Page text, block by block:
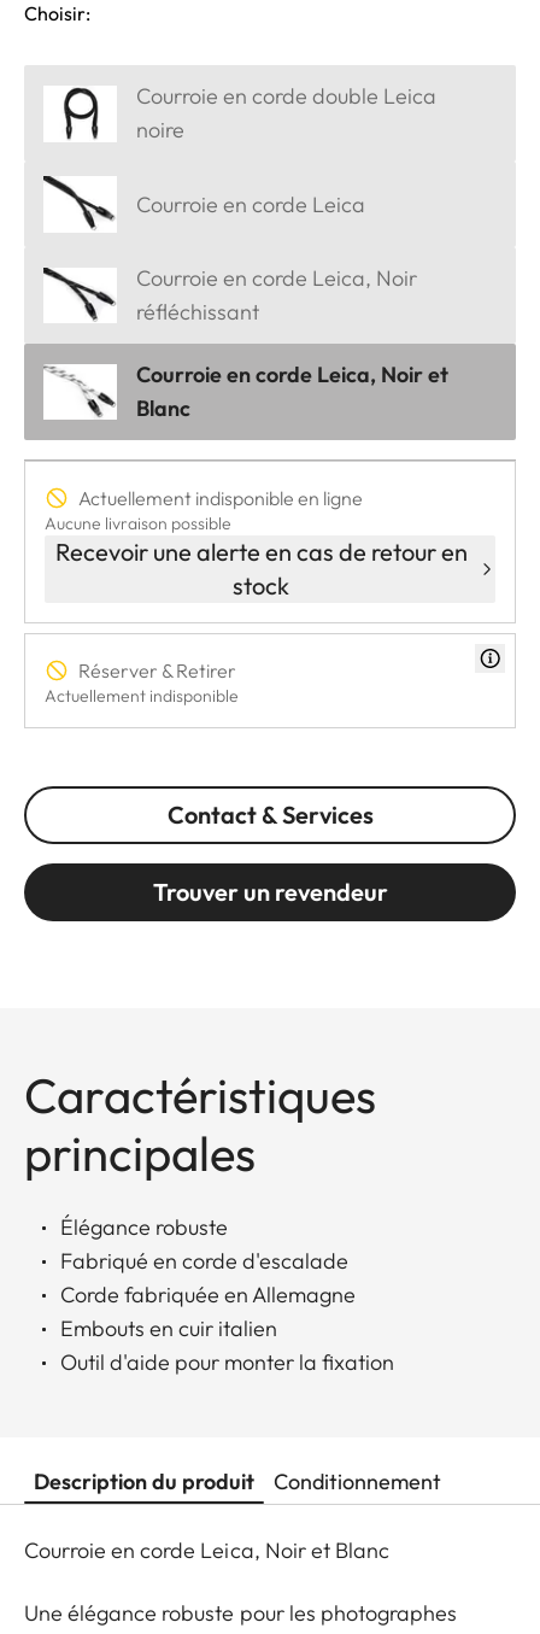
Choisir:
Courroie en corde double Leica
noire
Courroie en corde Leica
Courroie en corde Leica, Noir
réfléchissant
Courroie en corde Leica, Noir et
Blanc
Actuellement indisponible en ligne
Aucune livraison possible
Recevoir une alerte en cas de retour en
stock
Réserver & Retirer
Actuellement indisponible
Contact & Services
Trouver un revendeur
Caractéristiques
principales
Élégance robuste
Fabriqué en corde d'escalade
Corde fabriquée en Allemagne
Embouts en cuir italien
Outil d'aide pour monter la fixation
Description du produit Conditionnement
Courroie en corde Leica, Noir et Blanc
Une élégance robuste pour les photographes